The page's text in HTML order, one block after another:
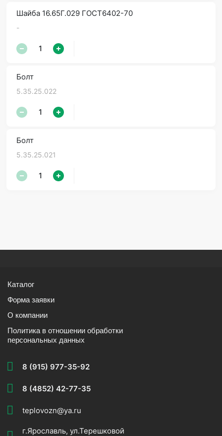
Шайба 16.65Г.029 ГОСТ6402-70
-
Болт
5.35.25.022
Болт
5.35.25.021
Каталог
Форма заявки
О компании
Политика в отношении обработки
персональных данных
8 (915) 977-35-92
8 (4852) 42-77-35
teplovozn@ya.ru
г.Ярославль, ул.Терешковой